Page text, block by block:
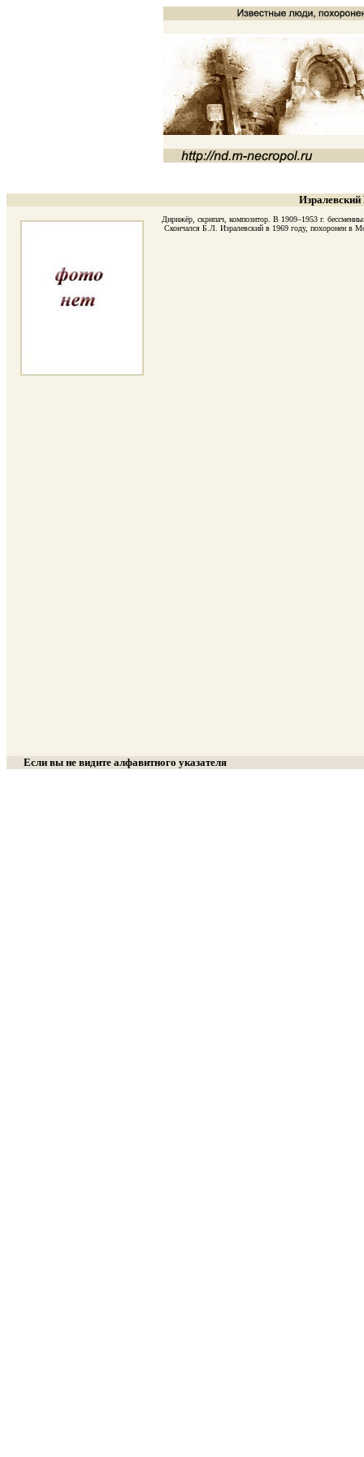
Дирижёр, скрипач, композитор. В 1909–1953 г.
Скончался Б.Л. Изралевский в 1969 году, похоронен в
Если вы не видите алфавитного указателя